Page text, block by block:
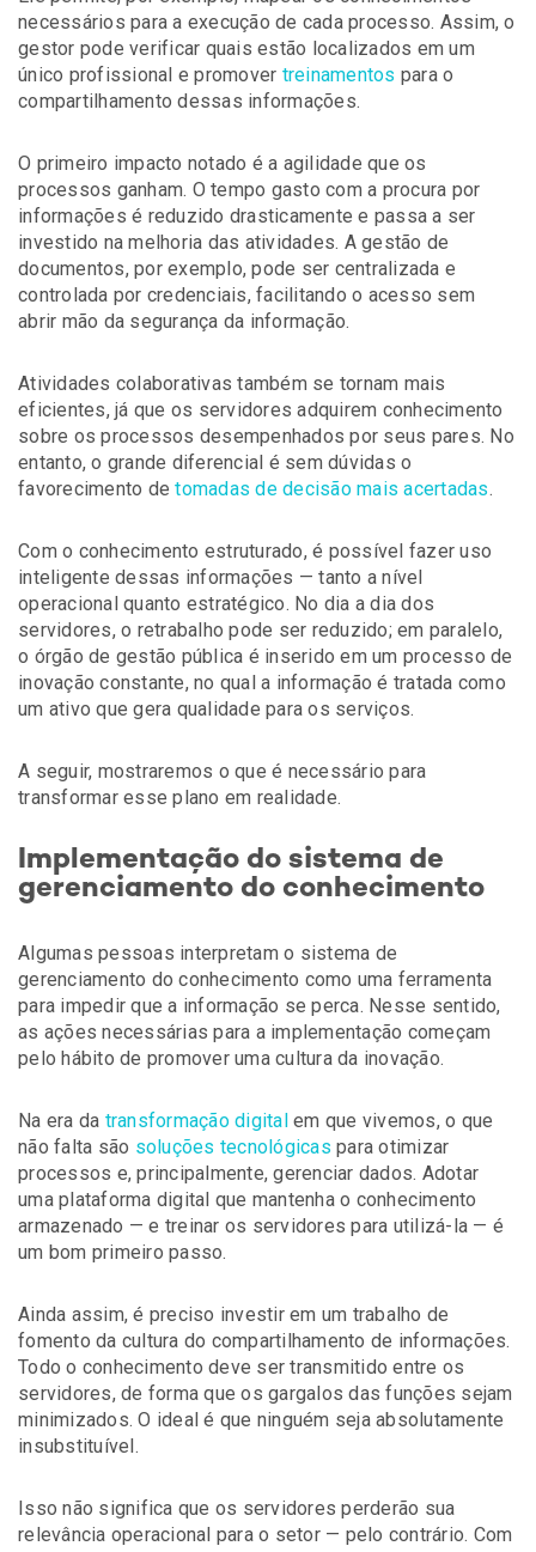
necessários para a execução de cada processo. Assim, o
gestor pode verificar quais estão localizados em um
único profissional e promover treinamentos para o
compartilhamento dessas informações.
O primeiro impacto notado é a agilidade que os
processos ganham. O tempo gasto com a procura por
informações é reduzido drasticamente e passa a ser
investido na melhoria das atividades. A gestão de
documentos, por exemplo, pode ser centralizada e
controlada por credenciais, facilitando o acesso sem
abrir mão da segurança da informação.
Atividades colaborativas também se tornam mais
eficientes, já que os servidores adquirem conhecimento
sobre os processos desempenhados por seus pares. No
entanto, o grande diferencial é sem dúvidas o
favorecimento detomadas de decisão mais acertadas.
Com o conhecimento estruturado, é possível fazer uso
inteligente dessas informações — tanto a nível
operacional quanto estratégico. No dia a dia dos
servidores, o retrabalho pode ser reduzido; em paralelo,
o órgão de gestão pública é inserido em um processo de
inovação constante, no qual a informação é tratada como
um ativo que gera qualidade para os serviços.
A seguir, mostraremos o que é necessário para
transformar esse plano em realidade.
Implementação do sistema de
gerenciamento do conhecimento
Algumas pessoas interpretam o sistema de
gerenciamento do conhecimento como uma ferramenta
para impedir que a informação se perca. Nesse sentido,
as ações necessárias para a implementação começam
pelo hábito de promover uma cultura da inovação.
Na era da transformação digitalem que vivemos, o que
não falta são soluções tecnológicas para otimizar
processos e, principalmente, gerenciar dados. Adotar
uma plataforma digital que mantenha o conhecimento
armazenado — e treinar os servidores para utilizá-la — é
um bom primeiro passo.
Ainda assim, é preciso investir em um trabalho de
fomento da cultura do compartilhamento de informações.
Todo o conhecimento deve ser transmitido entre os
servidores, de forma que os gargalos das funções sejam
minimizados. O ideal é que ninguém seja absolutamente
insubstituível.
Isso não significa que os servidores perderão sua
relevância operacional para o setor — pelo contrário. Com